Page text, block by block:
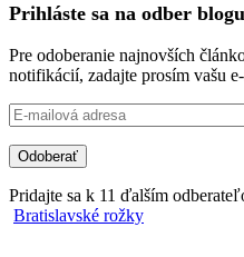
Prihláste sa na odber
Pre odoberanie najnovších
notifikácií, zadajte prosím vašu
E-
mailová
adresa
Odoberať
Pridajte sa k 11 ďalším
Bratislavské rožky